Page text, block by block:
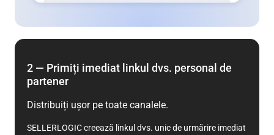
2 — Primiți imediat linkul dvs. personal de
partener
Distribuiți ușor pe toate canalele.
SELLERLOGIC creează linkul dvs. unic de urmărire imediat